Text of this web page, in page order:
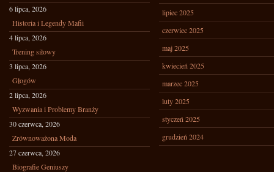
6 lipca, 2026
Historia i Legendy Mafii
4 lipca, 2026
Trening siłowy
3 lipca, 2026
Głogów
2 lipca, 2026
Wyzwania i Problemy Branży
30 czerwca, 2026
Zrównoważona Moda
27 czerwca, 2026
Biografie Geniuszy
lipiec 2025
czerwiec 2025
maj 2025
kwiecień 2025
marzec 2025
luty 2025
styczeń 2025
grudzień 2024